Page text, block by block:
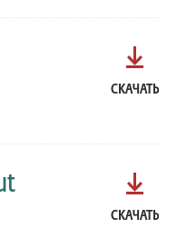
СКАЧАТЬ
СКАЧАТЬ